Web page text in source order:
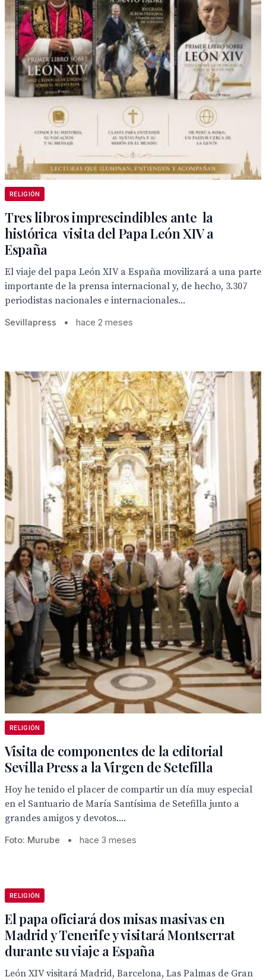
RELIGIÓN
Tres libros imprescindibles ante la
histórica visita del Papa León XIV a
España
El viaje del papa León XIV a España movilizará a una parte
importante de la prensa internacional y, de hecho, 3.307
periodistas nacionales e internacionales...
Sevillapress • hace 2 meses
RELIGIÓN
Visita de componentes de la editorial
Sevilla Press a la Virgen de Setefilla
Hoy he tenido el placer de compartir un día muy especial
en el Santuario de María Santísima de Setefilla junto a
grandes amigos y devotos....
Foto: Murube • hace 3 meses
RELIGIÓN
El papa oficiará dos misas masivas en
Madrid y Tenerife y visitará Montserrat
durante su viaje a España
León XIV visitará Madrid, Barcelona, Las Palmas de Gran